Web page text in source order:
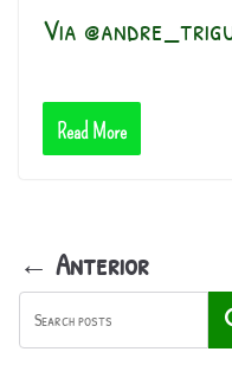
Via
Read More
← Anterior